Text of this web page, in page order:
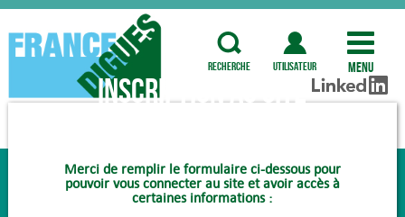
recherche utilisateur Menu
Inscription au site
Merci de remplir le formulaire ci-dessous pour
pouvoir vous connecter au site et avoir accès à
certaines informations :